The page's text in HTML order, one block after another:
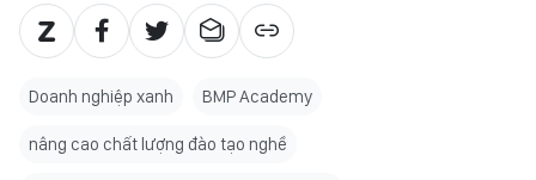
Doanh nghiệp xanh BMP Academy
nâng cao chất lượng đào tạo nghề